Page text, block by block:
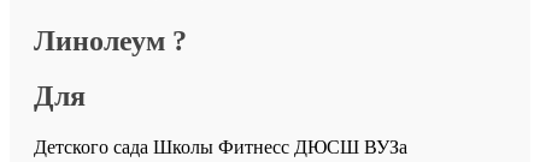
Линолеум ?
Для
Детского сада Школы Фитнесс ДЮСШ ВУЗа